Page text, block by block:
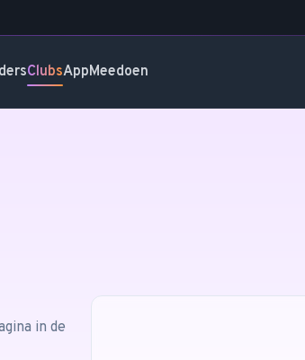
ClubsAppMeedoen
in de